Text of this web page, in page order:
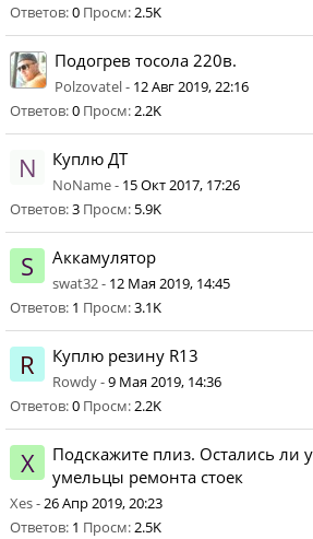
Ответов:0 Просм:2.5K
Подогрев тосола 220в.
Polzovatel - 12 Авг 2019, 22:16
Ответов:0 Просм:2.2K
N Куплю ДТ
NoName - 15 Окт 2017, 17:26
Ответов:3 Просм: 5.9K
S Аккамулятор
swat32 - 12 Мая 2019, 14:45
Ответов: 1 Просм:3.1K
R Куплю резину R13
Rowdy -9 Мая 2019, 14:36
Ответов:0 Просм:2.2K
X
Подскажите плиз. Остались ли
умельцы ремонта стоек
Xes -26 Апр 2019, 20:23
Ответов: 1 Просм:2.5K